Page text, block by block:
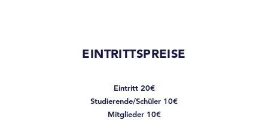
EINTRITTSPREISE
Eintritt 20€
Studierende/Schüler 10€
Mitglieder 10€